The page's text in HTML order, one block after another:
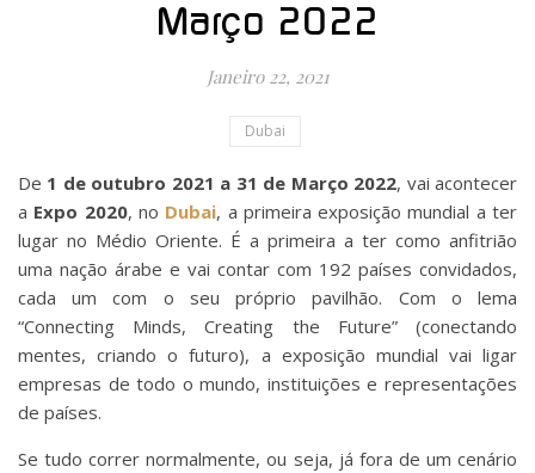
Março 2022
Janeiro 22, 2021
Dubai
De 1 de outubro 2021 a 31 de Março 2022, vai acontecer
a Expo 2020, no Dubai, a primeira exposição mundial a ter
lugar no Médio Oriente. É a primeira a ter como anfitrião
uma nação árabe e vai contar com 192 países convidados,
cada um com o seu próprio pavilhão. Com o lema
“Connecting Minds, Creating the Future” (conectando
mentes, criando o futuro), a exposição mundial vai ligar
empresas de todo o mundo, instituições e representações
de países.
Se tudo correr normalmente, ou seja, já fora de um cenário